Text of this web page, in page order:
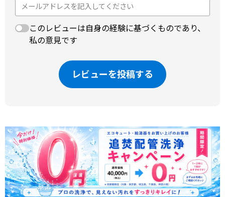
このレビューは自身の経験に基づくものであり、
私の意見です
レビューを投稿する